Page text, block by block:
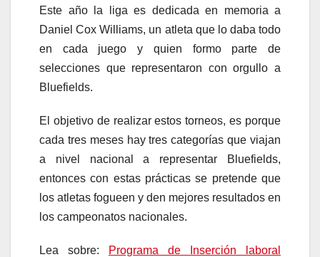
Este año la liga es dedicada en memoria a
Daniel Cox Williams, un atleta que lo daba todo
en cada juego y quien formo parte de
selecciones que representaron con orgullo a
Bluefields.
El objetivo de realizar estos torneos, es porque
cada tres meses hay tres categorías que viajan
a nivel nacional a representar Bluefields,
entonces con estas prácticas se pretende que
los atletas fogueen y den mejores resultados en
los campeonatos nacionales.
Lea sobre:
Programa de Inserción laboral